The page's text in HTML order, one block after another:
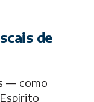
de
— como